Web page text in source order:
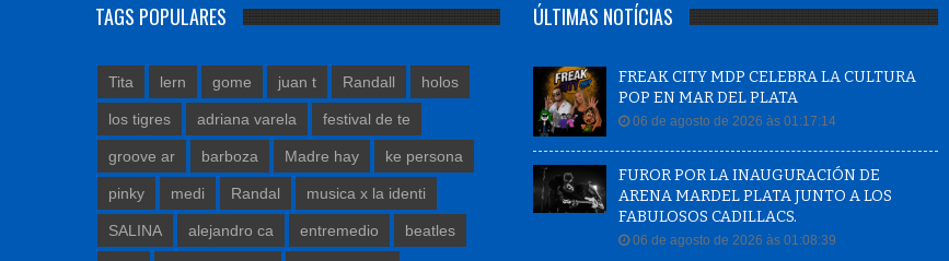
TAGS POPULARES
Tita lern gome juan t Randall holos
los tigres adriana varela festival de te
groove ar barboza Madre hay ke persona
pinky medi Randal musica x la identi
SALINA alejandro ca entremedio beatles
ÚLTIMAS NOTÍCIAS
FREAK CITY MDP CELEBRA LA CULTURA
POP EN MAR DEL PLATA
06 de agosto de 2026 às 01:17:14
FUROR POR LA INAUGURACIÓN DE
ARENA MARDEL PLATA JUNTO A LOS
FABULOSOS CADILLACS.
06 de agosto de 2026 às 01:08:39